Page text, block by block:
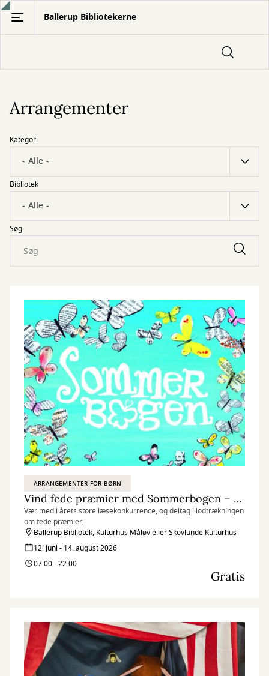
Gå
hovedindhold
Ballerup Bibliotekerne
Arrangementer
Kategori
Bibliotek
Søg
ARRANGEMENTER FOR BØRN
Vind fede præmier med Sommerbogen – den store læsekonkurrence for børn og forældre
Vær med i årets store læsekonkurrence, og deltag i lodtrækningen
om fede præmier.
Ballerup Bibliotek, Kulturhus Måløv eller Skovlunde Kulturhus
12. juni - 14. august 2026
07:00 - 22:00
Gratis